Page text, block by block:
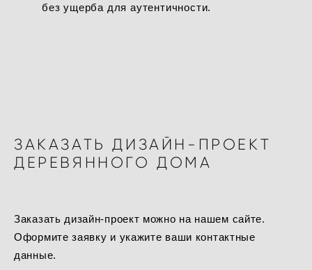
без ущерба для аутентичности.
ЗАКАЗАТЬ ДИЗАЙН-ПРОЕКТ
ДЕРЕВЯННОГО ДОМА
Заказать дизайн-проект можно на нашем сайте.
Оформите заявку и укажите ваши контактные
данные.